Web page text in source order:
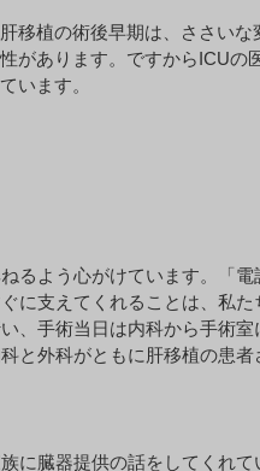
肝移植の術後早期は、ささい
性があります。ですからICUの
ています。
るよう心がけています。「
に支えてくれることは、私た
、手術当日は内科から手術
と外科がともに肝移植の患
に臓器提供の話をしてくれ